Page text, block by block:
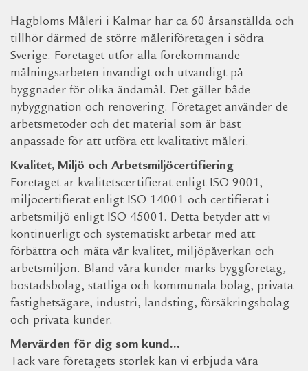
Hagbloms Måleri i Kalmar har ca 60 årsanställda och
tillhör därmed de större måleriföretagen i södra
Sverige. Företaget utför alla förekommande
målningsarbeten invändigt och utvändigt på
byggnader för olika ändamål. Det gäller både
nybyggnation och renovering. Företaget använder de
arbetsmetoder och det material som är bäst
anpassade för att utföra ett kvalitativt måleri.
Kvalitet, Miljö och Arbetsmiljöcertifiering
Företaget är kvalitetscertifierat enligt ISO 9001,
miljöcertifierat enligt ISO 14001 och certifierat i
arbetsmiljö enligt ISO 45001. Detta betyder att vi
kontinuerligt och systematiskt arbetar med att
förbättra och mäta vår kvalitet, miljöpåverkan och
arbetsmiljön. Bland våra kunder märks byggföretag,
bostadsbolag, statliga och kommunala bolag, privata
fastighetsägare, industri, landsting, försäkringsbolag
och privata kunder.
Mervärden för dig som kund…
Tack vare företagets storlek kan vi erbjuda våra